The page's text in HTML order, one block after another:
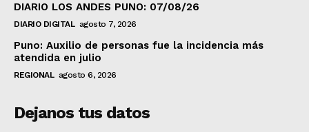
DIARIO LOS ANDES PUNO: 07/08/26
DIARIO DIGITAL agosto 7, 2026
Puno: Auxilio de personas fue la incidencia más
atendida en julio
REGIONAL agosto 6, 2026
Dejanos tus datos